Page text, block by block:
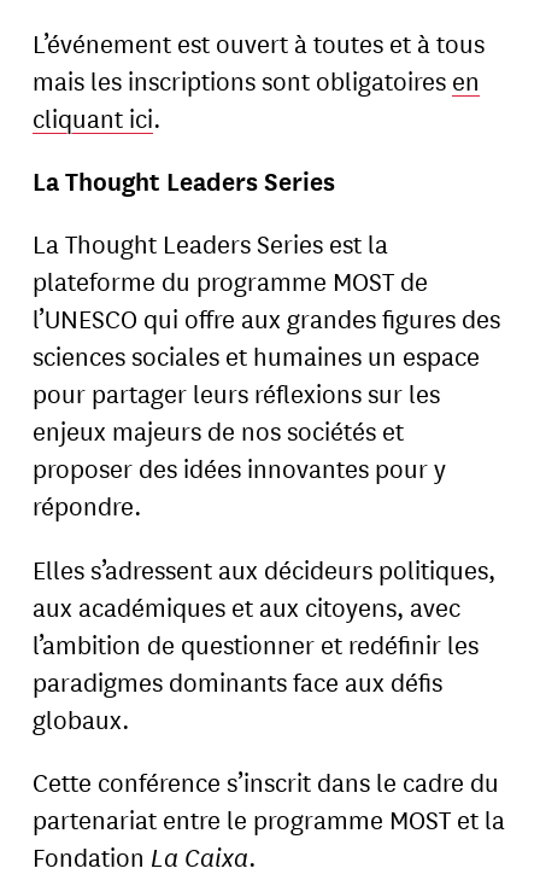
L’événement est ouvert à toutes et à tous
mais les inscriptions sont obligatoires en
cliquant ici.
La Thought Leaders Series
La Thought Leaders Series est la
plateforme du programme MOST de
l’UNESCO qui offre aux grandes figures des
sciences sociales et humaines un espace
pour partager leurs réflexions sur les
enjeux majeurs de nos sociétés et
proposer des idées innovantes pour y
répondre.
Elles s’adressent aux décideurs politiques,
aux académiques et aux citoyens, avec
l’ambition de questionner et redéfinir les
paradigmes dominants face aux défis
globaux.
Cette conférence s’inscrit dans le cadre du
partenariat entre le programme MOST et la
Fondation La Caixa.